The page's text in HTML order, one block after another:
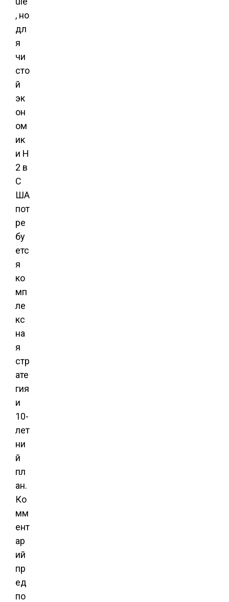
, но
дл
я
чи
сто
й
эк
он
ом
ик
и H
2 в
С
ША
пот
ре
бу
етс
я
ко
мп
ле
кс
на
я
стр
ате
гия
и
10-
лет
ни
й
пл
ан.
Ко
мм
ент
ар
ий
пр
ед
по